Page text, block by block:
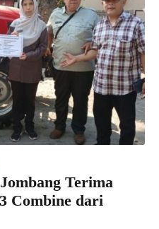
Terima
Combine dari